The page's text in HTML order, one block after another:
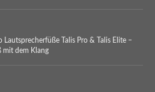
Lautsprecherfüße Talis Pro & Talis Elite –
mit dem Klang